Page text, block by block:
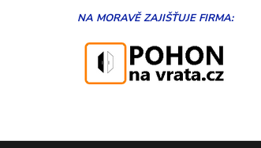
NA MORAVĚZAJIŠŤUJE FIRMA: